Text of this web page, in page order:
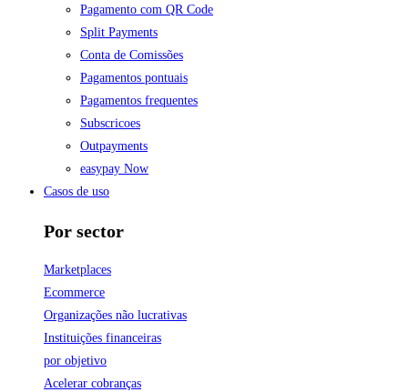
Pagamento com QR Code
Split Payments
Conta de Comissões
Pagamentos pontuais
Pagamentos frequentes
Subscricoes
Outpayments
easypay Now
Casos de uso
Por sector
Marketplaces
Ecommerce
Organizações não lucrativas
Instituições financeiras
por objetivo
Acelerar cobranças